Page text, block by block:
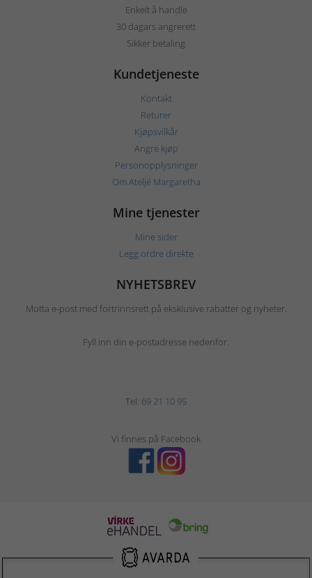
Enkelt å handle
30 dagars angrerett
Sikker betaling
Kundetjeneste
Kontakt
Returer
Kjøpsvilkår
Angre kjøp
Personopplysninger
Om Ateljé Margaretha
Mine tjenester
Mine sider
Legg ordre direkte
NYHETSBREV
Motta e-post med fortrinnsrett på eksklusive rabatter og nyheter.
Fyll inn din e-postadresse nedenfor.
Tel: 69 21 10 95
Vi finnes på Facebook